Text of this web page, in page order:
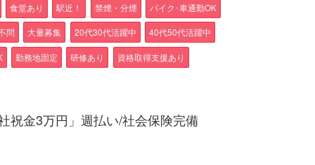
食堂あり 駅近！ 禁煙・分煙 バイク･車通勤OK
問 大量募集 20代30代活躍中 40代50代活躍中
勤務地固定 研修あり 資格取得支援あり
祝金3万円」週払い/社会保険完備